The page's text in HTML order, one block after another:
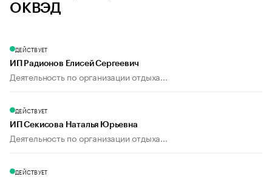
ОКВЭД
ДЕЙСТВУЕТ
ИП Радионов Елисей Сергеевич
Деятельность по организации отдыха...
ДЕЙСТВУЕТ
ИП Секисова Наталья Юрьевна
Деятельность по организации отдыха...
ДЕЙСТВУЕТ